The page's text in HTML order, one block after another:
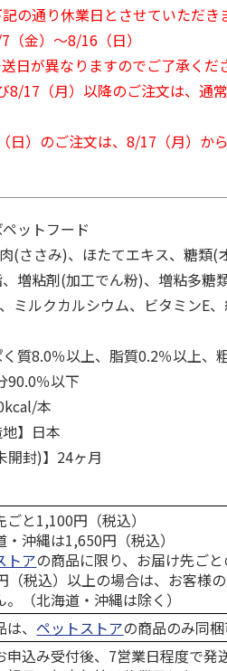
グ
ンド 4L
1,320円
(送料別・税込)
470円
(送料別・税
の通り休業日とさせていただき
（金）～8/16（日）
日が異なりますのでご了承くだ
8/17（月）以降のご注文は、通
日）のご注文は、8/17（月）か
ットフード
(ささみ)、ほたてエキス、糖類(
増粘剤(加工でん粉)、増粘多糖
ミルクカルシウム、ビタミンE
く質8.0％以上、脂質0.2％以上、
90.0％以下
本
地】日本
開封)】24ヶ月
ごと1,100円（税込）
沖縄は1,650円（税込）
トアの商品に限り、お届け先ご
（税込）以上の場合は、お客様
。（北海道・沖縄は除く）
は、ペットストアの商品のみ同
申込み受付後、7営業日程度で発